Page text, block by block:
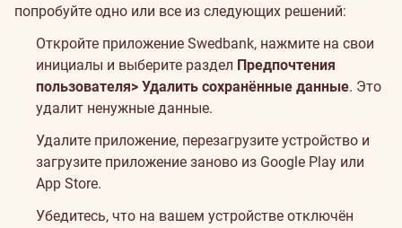
попробуйте одно или все из следующих решений:
Откройте приложение Swedbank, нажмите на свои
инициалы и выберите раздел Предпочтения
пользователя> Удалить сохранённые данные. Это
удалит ненужные данные.
Удалите приложение, перезагрузите устройство и
загрузите приложение заново из Google Play или
App Store.
Убедитесь, что на вашем устройстве отключён